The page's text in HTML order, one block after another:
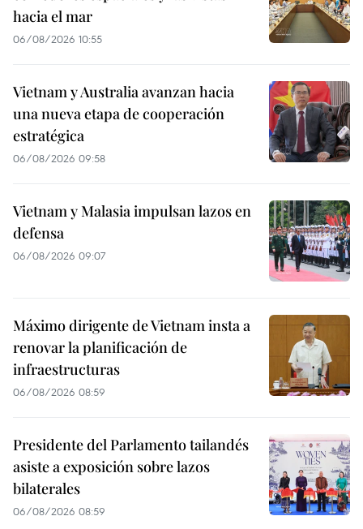
hacia el mar
06/08/2026 10:55
Vietnam y Australia avanzan hacia
una nueva etapa de cooperación
estratégica
06/08/2026 09:58
Vietnam y Malasia impulsan lazos en
defensa
06/08/2026 09:07
Máximo dirigente de Vietnam insta a
renovar la planificación de
infraestructuras
06/08/2026 08:59
Presidente del Parlamento tailandés
asiste a exposición sobre lazos
bilaterales
06/08/2026 08:59